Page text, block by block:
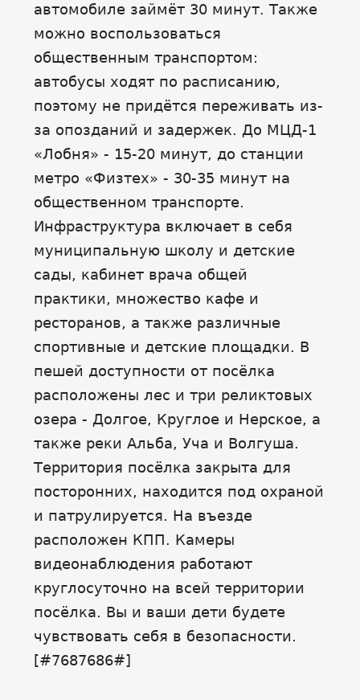
автомобиле займёт 30 минут. Также
можно воспользоваться
общественным транспортом:
автобусы ходят по расписанию,
поэтому не придётся переживать из-
за опозданий и задержек. До МЦД-1
«Лобня» - 15-20 минут, до станции
метро «Физтех» - 30-35 минут на
общественном транспорте.
Инфраструктура включает в себя
муниципальную школу и детские
сады, кабинет врача общей
практики, множество кафе и
ресторанов, а также различные
спортивные и детские площадки. В
пешей доступности от посёлка
расположены лес и три реликтовых
озера - Долгое, Круглое и Нерское, а
также реки Альба, Уча и Волгуша.
Территория посёлка закрыта для
посторонних, находится под охраной
и патрулируется. На въезде
расположен КПП. Камеры
видеонаблюдения работают
круглосуточно на всей территории
посёлка. Вы и ваши дети будете
чувствовать себя в безопасности.
[#7687686#]